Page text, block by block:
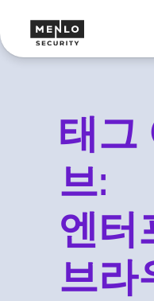
태그
브:
엔터
브라